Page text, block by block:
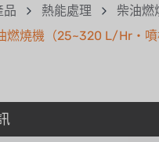
品 熱能處理
柴油燃
燃燒機（25~320 L/Hr・